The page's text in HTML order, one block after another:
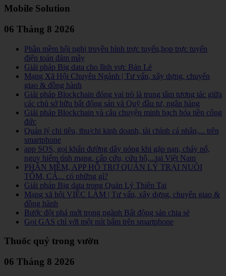
Mobile Solution
06 Tháng 8 2026
Phần mềm hội nghị truyền hình trực tuyến,họp trực tuyến
điện toán đám mây
Giải pháp Big data cho lĩnh vực Bán Lẻ
Mạng Xã Hội Chuyên Ngành | Tư vấn, xây dựng, chuyển
giao & đồng hành
Giải pháp Blockchain đóng vai trò là trung tâm tương tác giữa
các chủ sở hữu bất động sản và Quỹ đầu tư, ngân hàng
Giải pháp Blockchain và câu chuyện minh bạch hóa tiền công
đức
Quản lý chi tiêu, thu/chi kinh doanh, tài chính cá nhân,... trên
smartphone
app SOS, gọi khẩn đường dây nóng khi gặp nạn, cháy nổ,
nguy hiểm tính mạng, cấp cứu, cứu hộ,...tại Việt Nam
PHẦN MỀM, APP HỖ TRỢ QUẢN LÝ TRẠI NUÔI
TÔM, CÁ... có những gì?
Giải pháp Big data trong Quản Lý Thiên Tai
Mạng xã hội VIỆC LÀM | Tư vấn, xây dựng, chuyển giao &
đồng hành
Bước đột phá mới trong ngành Bất động sản chia sẻ
Gọi GAS chỉ với một nút bấm trên smartphone
Thuốc quý trong vườn
06 Tháng 8 2026